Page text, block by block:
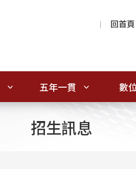
回首頁
五年一貫 數
招生訊息